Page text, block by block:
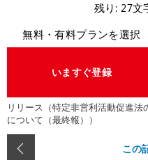
残り: 27文
無料・有料プランを選択
いますぐ登録
リリース（特定非営利活動促進
について（最終報））
この